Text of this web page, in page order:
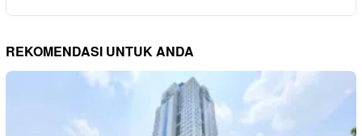
REKOMENDASI UNTUK ANDA